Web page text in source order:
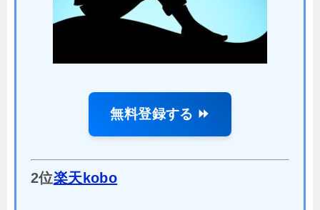
無料登録する ⏩
2位楽天kobo